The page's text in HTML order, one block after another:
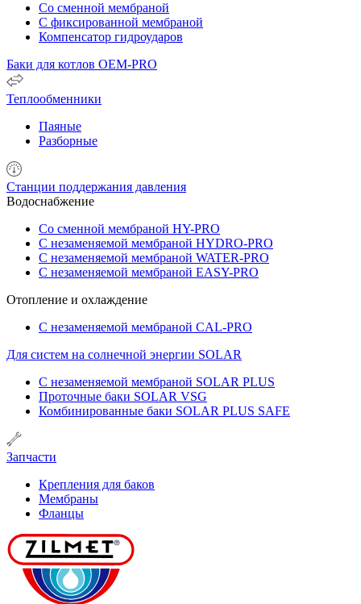
Со сменной мембраной
С фиксированной мембраной
Компенсатор гидроударов
Баки для котлов OEM-PRO
Теплообменники
Паяные
Разборные
Станции поддержания давления
Водоснабжение
Со сменной мембраной HY-PRO
С незаменяемой мембраной HYDRO-PRO
С незаменяемой мембраной WATER-PRO
С незаменяемой мембраной EASY-PRO
Отопление и охлаждение
С незаменяемой мембраной CAL-PRO
Для систем на солнечной энергии SOLAR
С незаменяемой мембраной SOLAR PLUS
Проточные баки SOLAR VSG
Комбинированные баки SOLAR PLUS SAFE
Запчасти
Крепления для баков
Мембраны
Фланцы